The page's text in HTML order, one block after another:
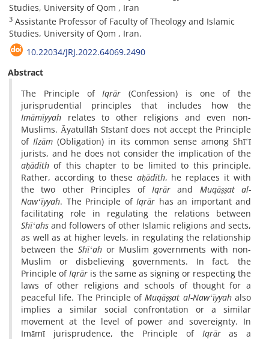
Studies, University of Qom , Iran
3 Assistante Professor of Faculty of Theology and Islamic
Studies, University of Qom , Iran.
10.22034/JRJ.2022.64069.2490
Abstract
The Principle ofIqrār (Confession) is one of the
jurisprudential principles that includes how the
Imāmīyyah relates to other religions and even non-
Muslims. Āyatullāh Sīstanī does not accept the Principle
ofIlzām (Obligation) in its common sense among Shīʻī
jurists, and he does not consider the implication of the
aḥādīth of this chapter to be limited to this principle.
Rather, according to these aḥādīth, he replaces it with
the two other Principles of Iqrārand Muqāṣṣat al-
Nawʻīyyah. The Principle of Iqrār has an important and
facilitating role in regulating the relations between
Shīʻahs and followers of other Islamic religions and sects,
as well as at higher levels, in regulating the relationship
between the Shīʻah or Muslim governments with non-
Muslim or disbelieving governments. In fact, the
Principle ofIqrār is the same as signing or respecting the
laws of other religions and schools of thought for a
peaceful life. The Principle ofMuqāṣṣat al-Nawʻīyyahalso
implies a similar social confrontation or a similar
movement at the level of power and sovereignty. In
Imāmī jurisprudence, the Principle of Iqrāras a